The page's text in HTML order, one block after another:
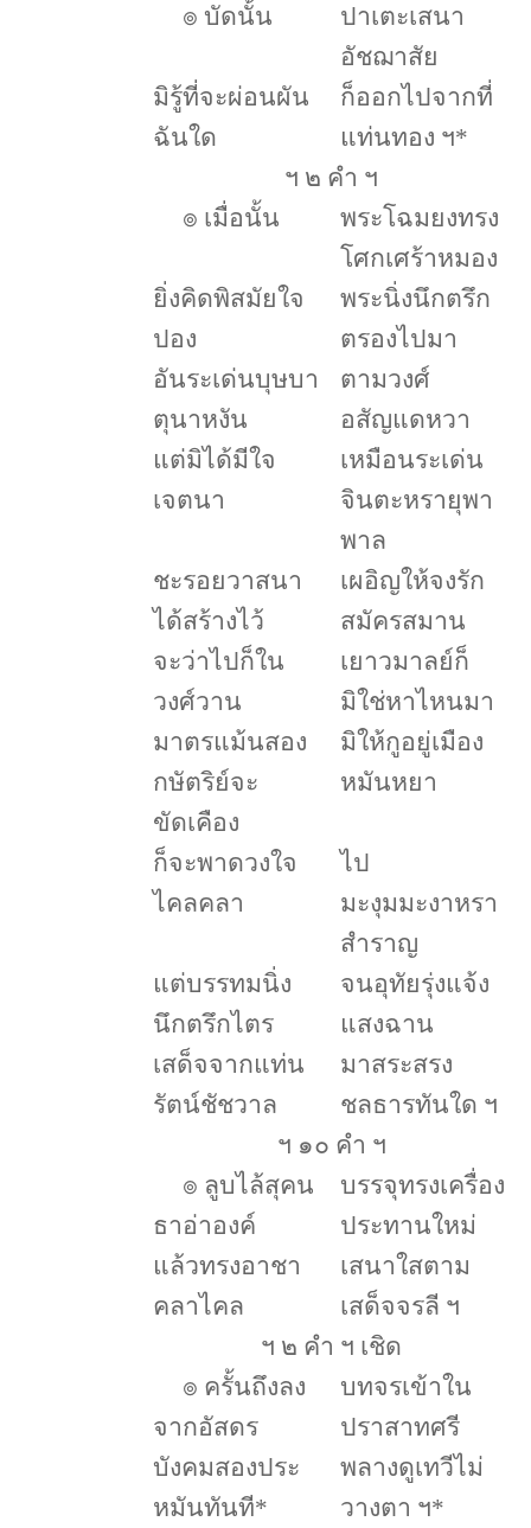
๏ บัดนั้น
ปาเตะเสนา
อัชฌาสัย
มิรู้ที่จะผ่อนผัน
ฉันใด
ก็ออกไปจากที่
แท่นทอง ฯ*
ฯ ๒ คำ ฯ
๏ เมื่อนั้น
พระโฉมยงทรง
โศกเศร้าหมอง
ยิ่งคิดพิสมัยใจ
ปอง
พระนิ่งนึกตรึก
ตรองไปมา
อันระเด่นบุษบา
ตุนาหงัน
ตามวงศ์
อสัญแดหวา
แต่มิได้มีใจ
เจตนา
เหมือนระเด่น
จินตะหรายุพา
พาล
ชะรอยวาสนา
ได้สร้างไว้
เผอิญให้จงรัก
สมัครสมาน
จะว่าไปก็ใน
วงศ์วาน
เยาวมาลย์ก็
มิใช่หาไหนมา
มาตรแม้นสอง
กษัตริย์จะ
ขัดเคือง
มิให้กูอยู่เมือง
หมันหยา
ก็จะพาดวงใจ
ไคลคลา
ไป
มะงุมมะงาหรา
สำราญ
แต่บรรทมนิ่ง
นึกตรึกไตร
จนอุทัยรุ่งแจ้ง
แสงฉาน
เสด็จจากแท่น
รัตน์ชัชวาล
มาสระสรง
ชลธารทันใด ฯ
ฯ ๑๐ คำ ฯ
๏ ลูบไล้สุคน
ธาอ่าองค์
บรรจุทรงเครื่อง
ประทานใหม่
แล้วทรงอาชา
คลาไคล
เสนาใสตาม
เสด็จจรลี ฯ
ฯ ๒ คำ ฯ เชิด
๏ ครั้นถึงลง
จากอัสดร
บทจรเข้าใน
ปราสาทศรี
บังคมสองประ
หมันทันที*
พลางดูเทวีไม่
วางตา ฯ*